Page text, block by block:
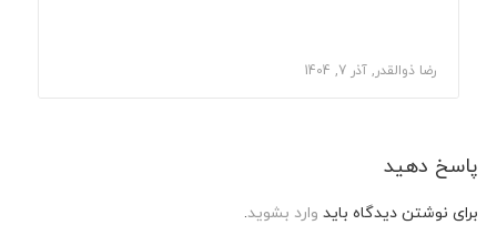
رضا ذوالقدر, آذر 7, 1404
پاسخ دهید
برای نوشتن دیدگاه بایدوارد بشوید.